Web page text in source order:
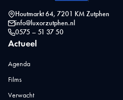
Houtmarkt 64, 7201 KM Zutphen
info@luxorzutphen.nl
0575 – 51 37 50
Actueel
Agenda
Films
Verwacht